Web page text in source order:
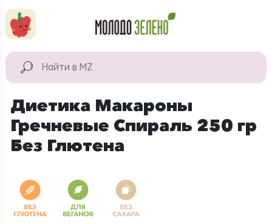
КАТАЛОГ
продукты
Для дома
Диетика Макароны
Гречневые Спираль 250 гр
Без Глютена